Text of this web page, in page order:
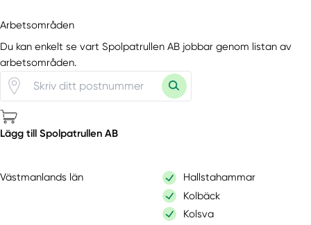
Arbetsområden
Du kan enkelt se vart Spolpatrullen AB jobbar genom listan av
arbetsområden.
Lägg till Spolpatrullen AB
Västmanlands län
Hallstahammar
Kolbäck
Kolsva